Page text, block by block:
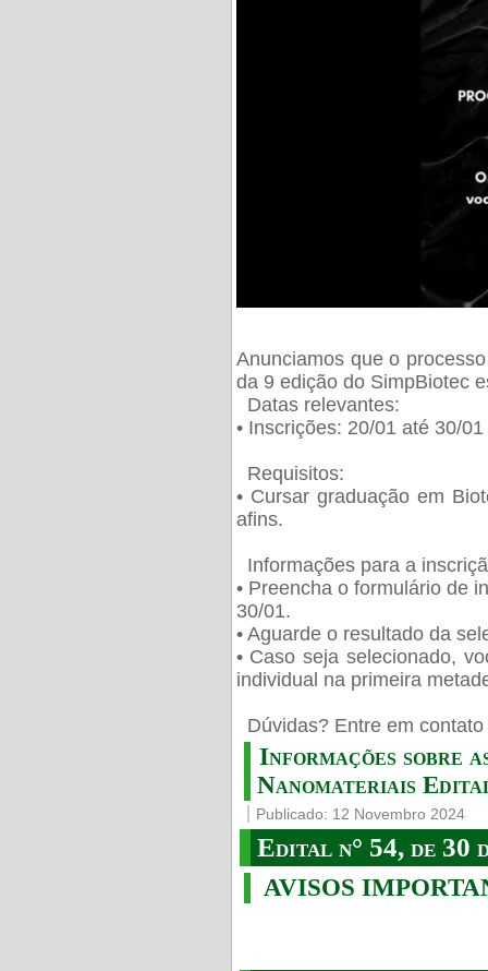
Anunciamos que o
da 9 edição do SimpBiotec
Datas relevantes:
• Inscrições: 20/01 até 30/01
Requisitos:
• Cursar graduação em
afins.
Informações para a
• Preencha o formulário de
30/01.
• Aguarde o resultado da
• Caso seja selecionado,
individual na primeira
Dúvidas? Entre em
Informações sobre
Nanomateriais
Publicado: 12 Novembro 2024
Edital n° 54, de 30
AVISOS